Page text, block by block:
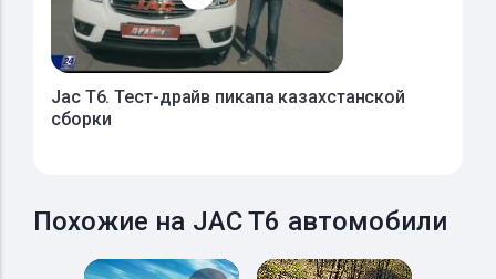
Jac T6. Тест-драйв пикапа казахстанской
сборки
Похожие на JAC T6 автомобили